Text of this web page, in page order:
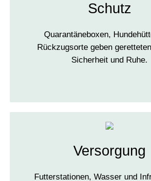
Schutz
Quarantäneboxen,
Rückzugsorte geben
Sicherheit und Ruhe.
Versorgung
Futterstationen, Wasser und